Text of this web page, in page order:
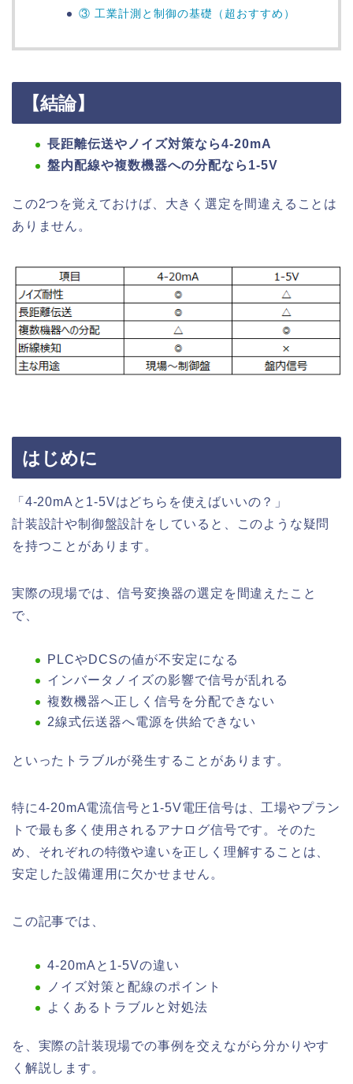
③ 工業計測と制御の基礎（超おすすめ）
【結論】
長距離伝送やノイズ対策なら4-20mA
盤内配線や複数機器への分配なら1-5V
この2つを覚えておけば、大きく選定を間違えることは
ありません。
はじめに
「4-20mAと1-5Vはどちらを使えばいいの？」
計装設計や制御盤設計をしていると、このような疑問
を持つことがあります。
実際の現場では、信号変換器の選定を間違えたこと
で、
PLCやDCSの値が不安定になる
インバータノイズの影響で信号が乱れる
複数機器へ正しく信号を分配できない
2線式伝送器へ電源を供給できない
といったトラブルが発生することがあります。
特に4-20mA電流信号と1-5V電圧信号は、工場やプラン
トで最も多く使用されるアナログ信号です。そのた
め、それぞれの特徴や違いを正しく理解することは、
安定した設備運用に欠かせません。
この記事では、
4-20mAと1-5Vの違い
ノイズ対策と配線のポイント
よくあるトラブルと対処法
を、実際の計装現場での事例を交えながら分かりやす
く解説します。